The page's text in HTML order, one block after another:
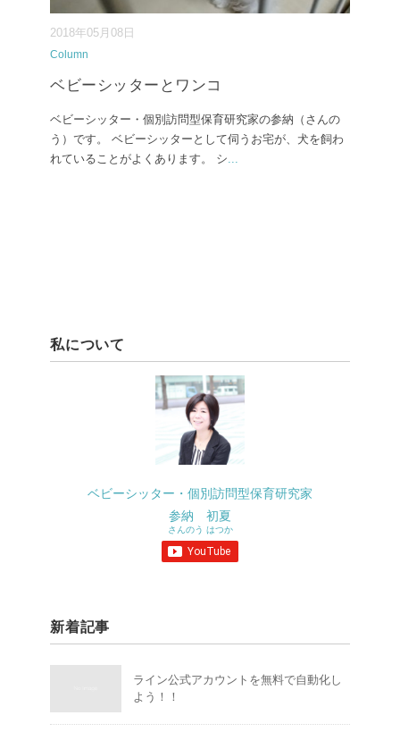
2018年05月08日
Column
ベビーシッターとワンコ
ベビーシッター・個別訪問型保育研究家の参納（さんの
う）です。 ベビーシッターとして伺うお宅が、犬を飼わ
れていることがよくあります。 シ...
私について
ベビーシッター・個別訪問型保育研究家
参納 初夏
さんのう はつか
新着記事
ライン公式アカウントを無料で自動化し
よう！！